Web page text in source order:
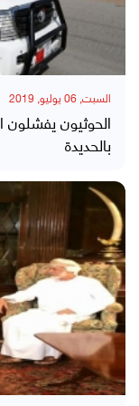
السبت, 06 يوليو, 2019
الحوثيون يفشلون
بالحديدة